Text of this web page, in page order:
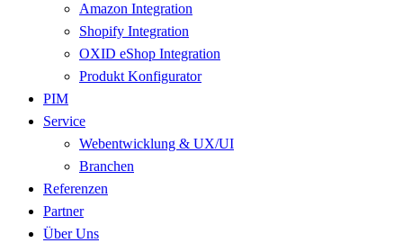
Amazon Integration
Shopify Integration
OXID eShop Integration
Produkt Konfigurator
PIM
Service
Webentwicklung & UX/UI
Branchen
Referenzen
Partner
Über Uns